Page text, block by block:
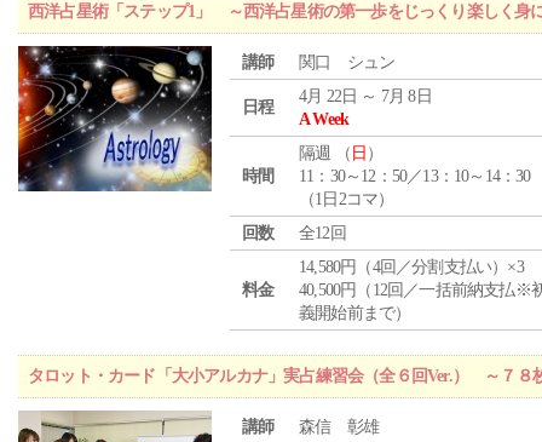
西洋占星術「ステップ1」 ～西洋占星術の第一歩をじっくり楽しく身
講師 関口 シュン
日程
4月 22日 ～ 7月 8日
A Week
時間
隔週 （ 日 ）
11：30～12：50／13：10～14：30
（1日2コマ）
回数
全12回
料金
14,580円（4回／分割支払い）×3
40,500円（12回／一括前納支払※
義開始前まで）
タロット・カード「大小アルカナ」実占練習会（全６回Ver.） ～７８
講師 森信 彰雄